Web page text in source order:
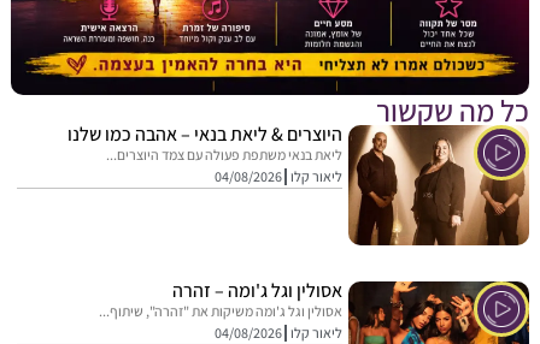
שקשור
היוצרים & ליאת בנאי – אהבה כמו שלנו
ליאת בנאי משתפת פעולה עם צמד היוצרים...
ליאור קלו 04/08/2026
אסולין וגל ג'ומה – זהרה
אסולין וגל ג'ומה משיקות את "זהרה", שיתוף...
ליאור קלו 04/08/2026